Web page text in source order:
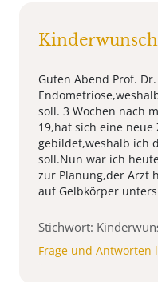
Guten Abend Prof.
soll. 3 Wochen nach
19,hat sich eine neue
gebildet,weshalb ich
soll.Nun war ich
zur Planung,der Arzt
auf Gelbkörper
Stichwort:
Frage und Antworten